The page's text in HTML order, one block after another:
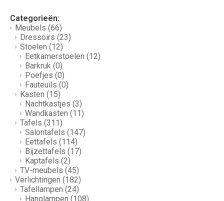
Categorieën:
Meubels (66)
Dressoirs (23)
Stoelen (12)
Eetkamerstoelen (12)
Barkruk (0)
Poefjes (0)
Fauteuils (0)
Kasten (15)
Nachtkastjes (3)
Wandkasten (11)
Tafels (311)
Salontafels (147)
Eettafels (114)
Bijzettafels (17)
Kaptafels (2)
TV-meubels (45)
Verlichtingen (182)
Tafellampen (24)
Hanglampen (108)